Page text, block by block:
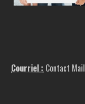
Courriel : Contact Mail